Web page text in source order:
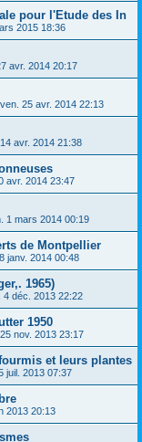
pour l'Etude des In
2015 18:36
avr. 2014 20:17
ven. 25 avr. 2014 22:13
avr. 2014 21:38
avr. 2014 23:47
1 mars 2014 00:19
de Montpellier
janv. 2014 00:48
1965)
4 déc. 2013 22:22
1950
nov. 2013 23:17
et leurs plantes
juil. 2013 07:37
2013 20:13